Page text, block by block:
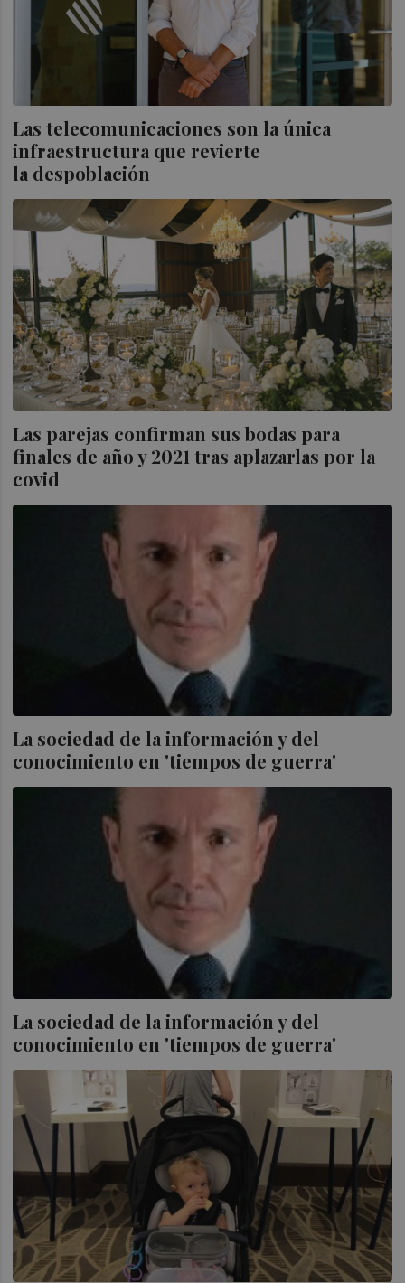
Las telecomunicaciones son la única
infraestructura que revierte
la despoblación
Las parejas confirman sus bodas para
finales de año y 2021 tras aplazarlas por la
covid
La sociedad de la información y del
conocimiento en 'tiempos de guerra'
La sociedad de la información y del
conocimiento en 'tiempos de guerra'